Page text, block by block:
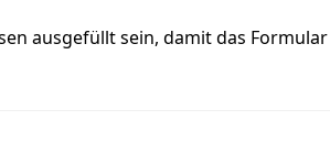
ausgefüllt sein, damit das